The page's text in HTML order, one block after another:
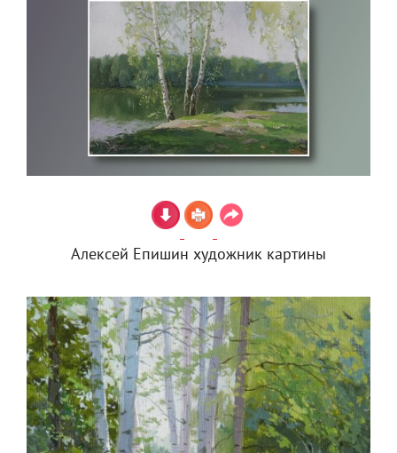
Алексей Епишин художник картины